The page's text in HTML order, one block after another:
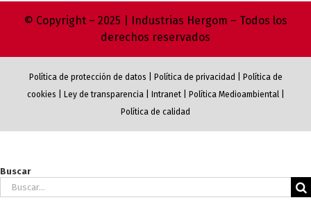
© Copyright – 2025 | Industrias Hergom – Todos los
derechos reservados
Política de protección de datos Política de privacidad
Política de
cookies
Ley de transparencia| Intranet| Política Medioambiental|
Política de calidad
Buscar
Buscar: